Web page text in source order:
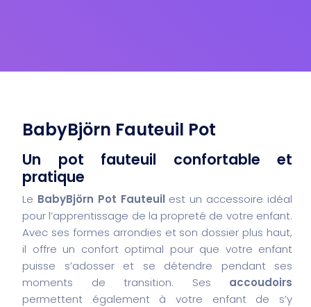
BabyBjörn Fauteuil Pot
Un pot fauteuil confortable et
pratique
Le BabyBjörn Pot Fauteuil est un accessoire idéal
pour l’apprentissage de la propreté de votre enfant.
Avec ses formes arrondies et son dossier plus haut,
il offre un confort optimal pour que votre enfant
puisse s’adosser et se détendre pendant ses
moments de transition. Ses accoudoirs
permettent également à votre enfant de s’y